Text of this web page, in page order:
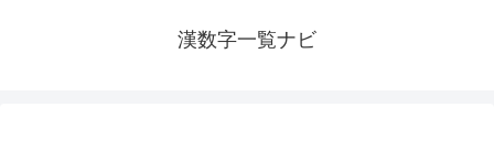
漢数字一覧ナビ